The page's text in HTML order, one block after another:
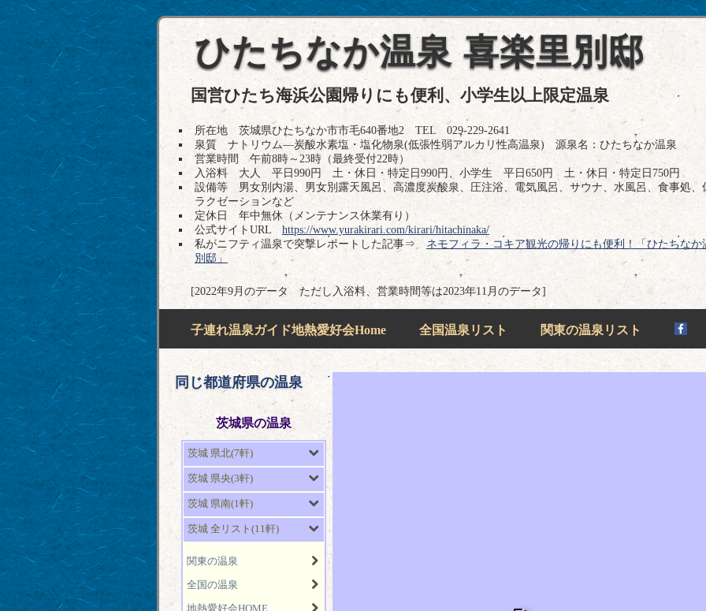
ひたちなか温泉 喜楽里別邸
国営ひたち海浜公園帰りにも便利、小学生以上限定温泉
所在地 茨城県ひたちなか市市毛640番地2 TEL 029-229-2641
泉質 ナトリウム―炭酸水素塩・塩化物泉(低張性弱アルカリ性高温泉) 源泉名：ひたちなか温泉
営業時間 午前8時～23時（最終受付22時）
入浴料 大人 平日990円 土・休日・特定日990円、小学生 平日650円 土・休日・特定日750円
設備等 男女別内湯、男女別露天風呂、高濃度炭酸泉、圧注浴、電気風呂、サウナ、水風呂、食事処、
ラクゼーションなど
定休日 年中無休（メンテナンス休業有り）
公式サイトURL https://www.yurakirari.com/kirari/hitachinaka/
私がニフティ温泉で突撃レポートした記事⇒ ネモフィラ・コキア観光の帰りにも便利！「ひたちなか
別邸」
[2022年9月のデータ ただし入浴料、営業時間等は2023年11月のデータ]
子連れ温泉ガイド地熱愛好会Home 全国温泉リスト 関東の温泉リスト
同じ都道府県の温泉